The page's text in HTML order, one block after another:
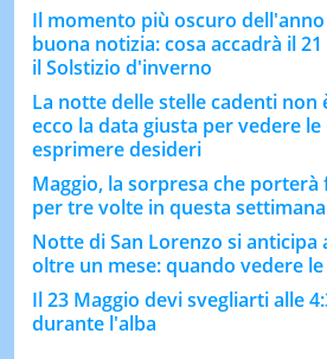
Il momento più oscuro
buona notizia: cosa accadrà il
il Solstizio d'inverno
La notte delle stelle cadenti non
ecco la data giusta per vedere
esprimere desideri
Maggio, la sorpresa che
per tre volte in questa settimana
Notte di San Lorenzo si anticipa
oltre un mese: quando vedere
Il 23 Maggio devi svegliarti alle
durante l'alba